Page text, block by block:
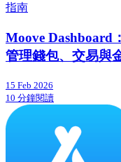
指南
Moove Dashboard
管理錢包、交易與
15 Feb 2026
10 分鐘閱讀